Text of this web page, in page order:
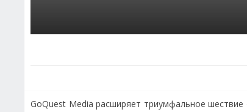
GoQuest Media расширяет триумфальное